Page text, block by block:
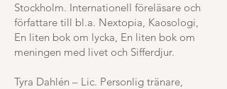
Stockholm. Internationell föreläsare och
författare till bl.a. Nextopia, Kaosologi,
En liten bok om lycka, En liten bok om
meningen med livet och Sifferdjur.
Tyra Dahlén – Lic. Personlig tränare,